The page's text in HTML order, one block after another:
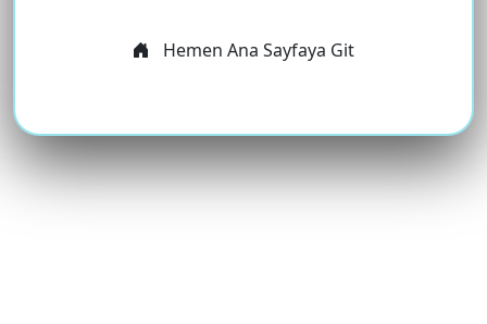
Hemen Ana Sayfaya Git